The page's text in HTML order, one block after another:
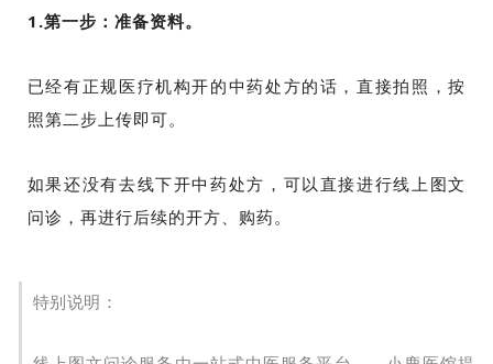
1.第一步：准备资料。
已经有正规医疗机构开的中药处方的话，直接拍照，按
照第二步上传即可。
如果还没有去线下开中药处方，可以直接进行线上图文
问诊，再进行后续的开方、购药。
特别说明：